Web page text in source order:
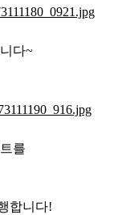
다~
를
합니다!